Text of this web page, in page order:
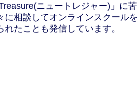
ニュートレジャー)」に苦
相談してオンラインスクールを
たことも発信しています。